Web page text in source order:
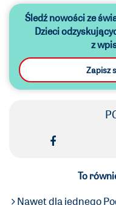
Śledź nowości ze
Dzieci
z
Zapisz
To
Nawet dla jednego